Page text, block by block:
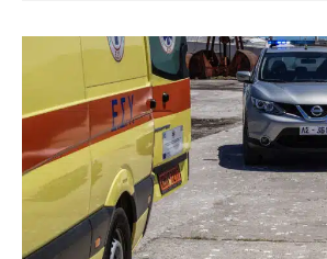
Άρτα: Συνελήφθησαν δύο στελέχη του
σε μετασχηματιστή και την πυρκαγιά
ΑΣΤΥΝΟΜΙΑ 6 Αυγούστου 2026 21:32
Συρία: Βόμβα εξερράγη σε λεωφορείο
Αναφορές για πολλούς νεκρούς
ΔΙΕΘΝΗ 6 Αυγούστου 2026 21:18
Ναύπλιο: Στη φυλακή οι δύο Ινδοί για τον
ψυχολόγου